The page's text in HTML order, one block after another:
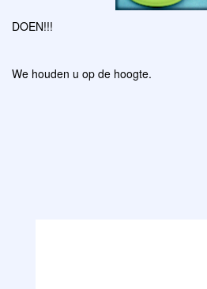
DOEN!!!
We houden u op de hoogte.